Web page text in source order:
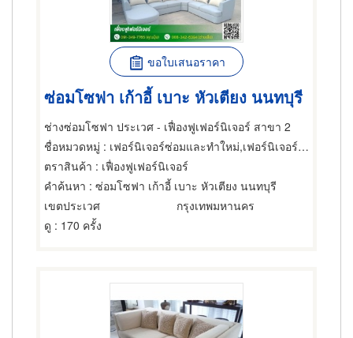
ขอใบเสนอราคา
ซ่อมโซฟา เก้าอี้ เบาะ หัวเตียง นนทบุรี
ช่างซ่อมโซฟา ประเวศ - เฟื่องฟูเฟอร์นิเจอร์ สาขา 2
ชื่อหมวดหมู่ : เฟอร์นิเจอร์ซ่อมและทำใหม่,เฟอร์นิเจอร์ซ่อมและทำใหม่,เฟอร์นิเจอร์ซ่อมและทำใหม่
ตราสินค้า : เฟื่องฟูเฟอร์นิเจอร์
คำค้นหา : ซ่อมโซฟา เก้าอี้ เบาะ หัวเตียง นนทบุรี
เขตประเวศ
กรุงเทพมหานคร
ดู : 170 ครั้ง